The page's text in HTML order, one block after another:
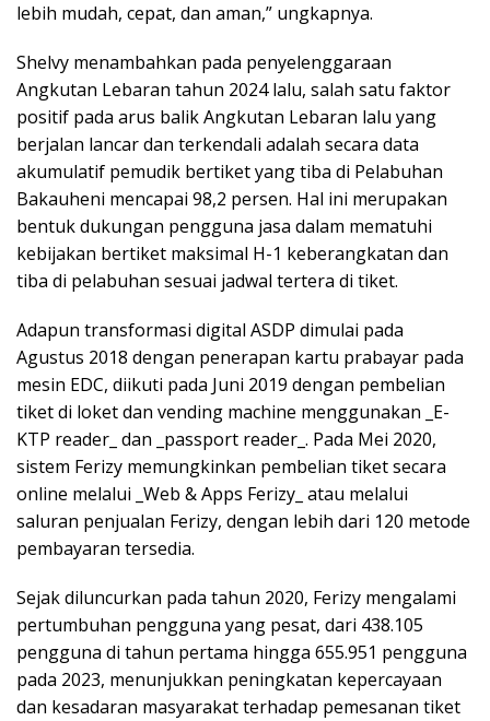
lebih mudah, cepat, dan aman,” ungkapnya.
Shelvy menambahkan pada penyelenggaraan
Angkutan Lebaran tahun 2024 lalu, salah satu faktor
positif pada arus balik Angkutan Lebaran lalu yang
berjalan lancar dan terkendali adalah secara data
akumulatif pemudik bertiket yang tiba di Pelabuhan
Bakauheni mencapai 98,2 persen. Hal ini merupakan
bentuk dukungan pengguna jasa dalam mematuhi
kebijakan bertiket maksimal H-1 keberangkatan dan
tiba di pelabuhan sesuai jadwal tertera di tiket.
Adapun transformasi digital ASDP dimulai pada
Agustus 2018 dengan penerapan kartu prabayar pada
mesin EDC, diikuti pada Juni 2019 dengan pembelian
tiket di loket dan vending machine menggunakan _E-
KTP reader_ dan _passport reader_. Pada Mei 2020,
sistem Ferizy memungkinkan pembelian tiket secara
online melalui _Web & Apps Ferizy_ atau melalui
saluran penjualan Ferizy, dengan lebih dari 120 metode
pembayaran tersedia.
Sejak diluncurkan pada tahun 2020, Ferizy mengalami
pertumbuhan pengguna yang pesat, dari 438.105
pengguna di tahun pertama hingga 655.951 pengguna
pada 2023, menunjukkan peningkatan kepercayaan
dan kesadaran masyarakat terhadap pemesanan tiket